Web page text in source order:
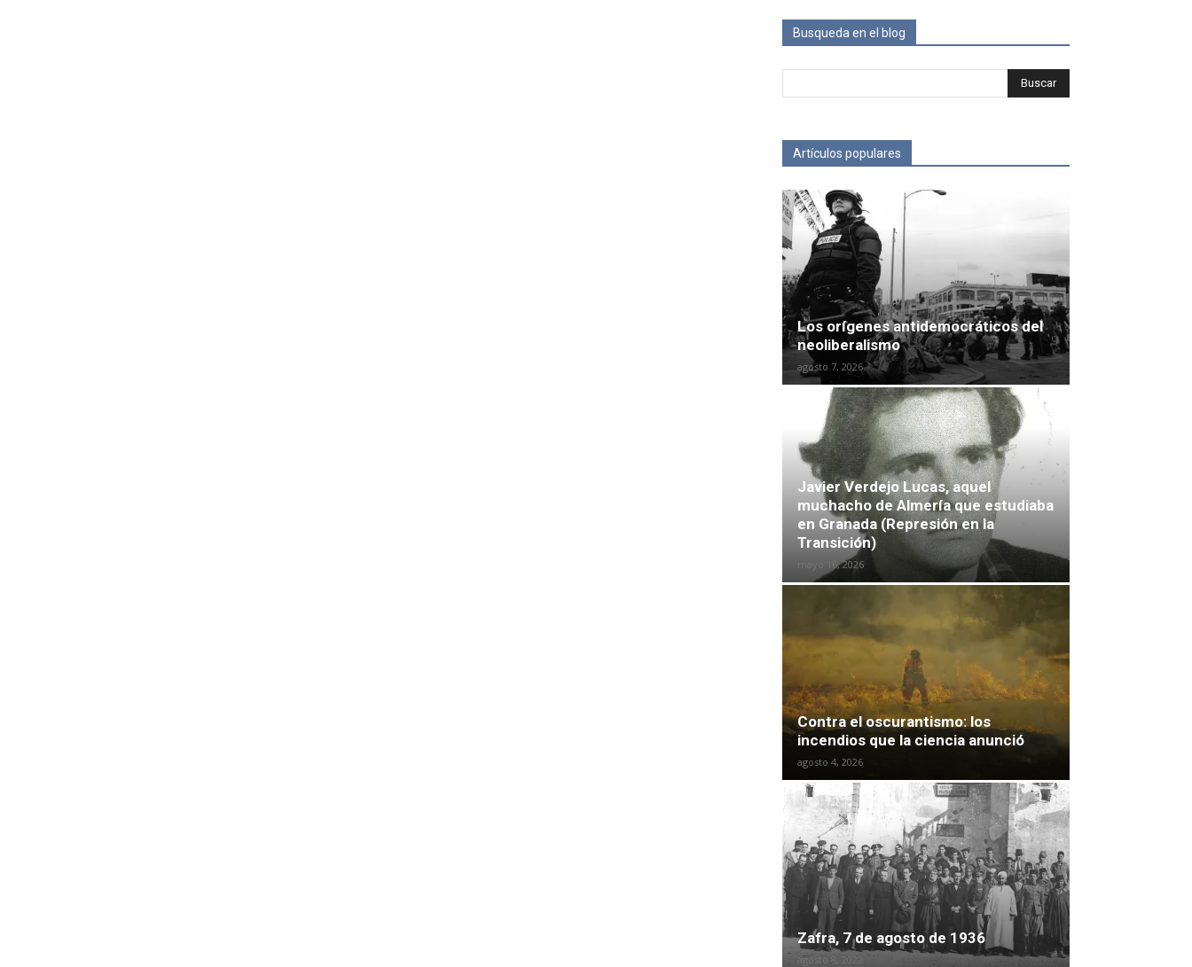
Busqueda en el blog
Artículos populares
Los orígenes antidemocráticos del
neoliberalismo
agosto 7, 2026
Javier Verdejo Lucas, aquel
muchacho de Almería que estudiaba
en Granada (Represión en la
Transición)
mayo 16, 2026
Contra el oscurantismo: los
incendios que la ciencia anunció
agosto 4, 2026
Zafra, 7 de agosto de 1936
agosto 8, 2022